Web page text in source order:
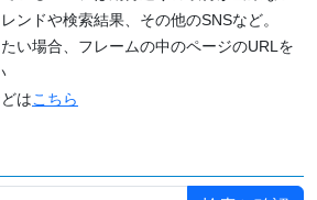
ンドや検索結果、その他のSNSなど。
い場合、フレームの中のページのURLを
はこちら